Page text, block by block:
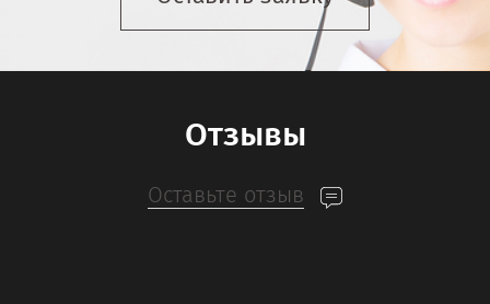
Отзывы
Оставьте отзыв